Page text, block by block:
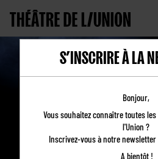
LE
S’INSCRIRE À LA
Bonjour,
Vous souhaitez connaître toutes
l'Union ?
Inscrivez-vous à notre
A bientôt !